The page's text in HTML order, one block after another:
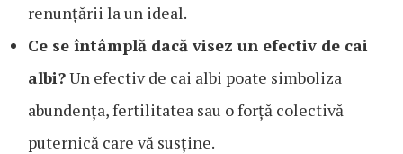
renunțării la un ideal.
Ce se întâmplă dacă visez un efectiv de cai
albi?Un efectiv de cai albi poate simboliza
abundența, fertilitatea sau o forță colectivă
puternică care vă susține.